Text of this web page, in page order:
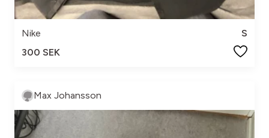
Nike
S
300 SEK
Max Johansson